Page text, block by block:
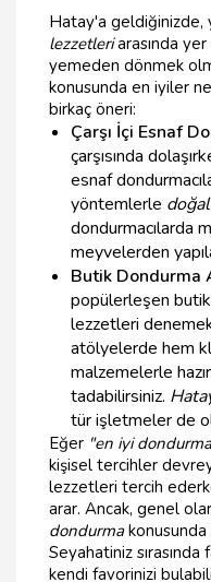
Hatay'a geldiğinizde,
lezzetleriarasında yer
yemeden dönmek
konusunda en iyiler
birkaç öneri:
Çarşı İçi Esnaf
çarşısında
esnaf
yöntemlerle
dondurmacılarda
meyvelerden
Butik Dondurma
popülerleşen
lezzetleri
atölyelerde hem
malzemelerle
tadabilirsiniz.
tür işletmeler de
Eğer "en iyi
kişisel tercihler
lezzetleri tercih
arar. Ancak, genel
dondurmakonusunda
Seyahatiniz sırasında
kendi favorinizi